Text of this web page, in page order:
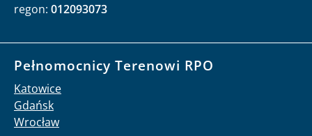
regon: 012093073
Pełnomocnicy Terenowi RPO
Katowice
Gdańsk
Wrocław